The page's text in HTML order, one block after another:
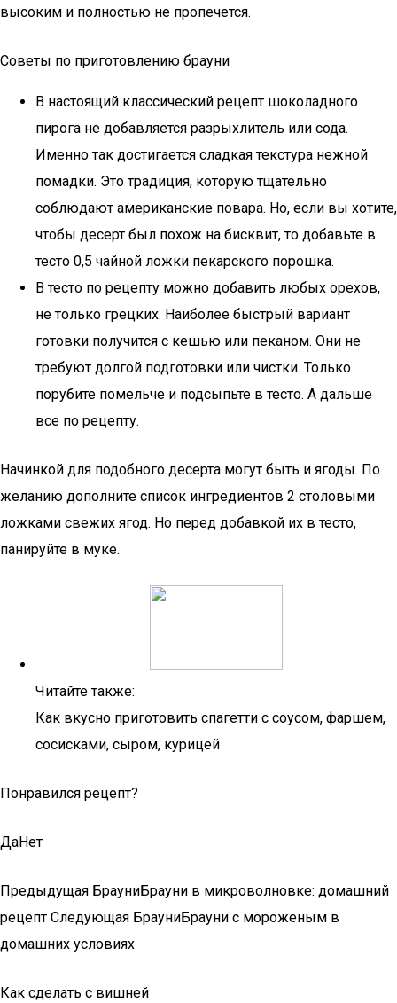
высоким и полностью не пропечется.
Советы по приготовлению брауни
В настоящий классический рецепт шоколадного
пирога не добавляется разрыхлитель или сода.
Именно так достигается сладкая текстура нежной
помадки. Это традиция, которую тщательно
соблюдают американские повара. Но, если вы хотите,
чтобы десерт был похож на бисквит, то добавьте в
тесто 0,5 чайной ложки пекарского порошка.
В тесто по рецепту можно добавить любых орехов,
не только грецких. Наиболее быстрый вариант
готовки получится с кешью или пеканом. Они не
требуют долгой подготовки или чистки. Только
порубите помельче и подсыпьте в тесто. А дальше
все по рецепту.
Начинкой для подобного десерта могут быть и ягоды. По
желанию дополните список ингредиентов 2 столовыми
ложками свежих ягод. Но перед добавкой их в тесто,
панируйте в муке.
Читайте также:
Как вкусно приготовить спагетти с соусом, фаршем,
сосисками, сыром, курицей
Понравился рецепт?
ДаНет
Предыдущая БрауниБрауни в микроволновке: домашний
рецепт Следующая БрауниБрауни с мороженым в
домашних условиях
Как сделать с вишней